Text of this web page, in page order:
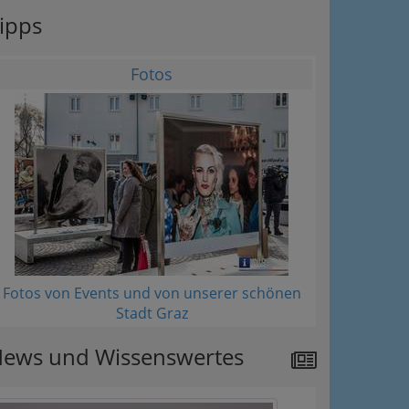
Fotos
Fotos von Events und von unserer schönen
Stadt Graz
und Wissenswertes